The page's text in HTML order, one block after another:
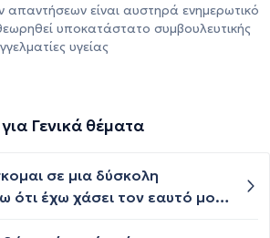
απαντήσεων είναι αυστηρά ενημερωτικό
υποκατάστατο συμβουλευτικής
υγείας
Γενικά θέματα
σε μια δύσκολη
ότι έχω χάσει τον εαυτό μου